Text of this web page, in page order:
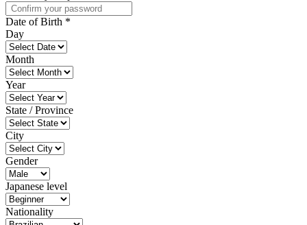
Date of Birth *
Day
Month
Year
State / Province
City
Gender
Japanese level
Nationality